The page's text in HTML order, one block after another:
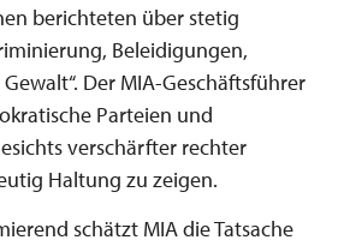
berichteten über stetig
Beleidigungen,
Der MIA-Geschäftsführer
Parteien und
verschärfter rechter
Haltung zu zeigen.
schätzt MIA die Tatsache